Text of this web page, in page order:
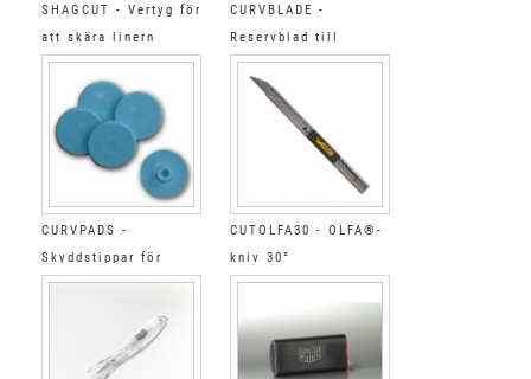
SHAGCUT - Vertyg för
att skära linern
CURVBLADE -
Reservblad till
CURVCUTTER
CURVPADS -
Skyddstippar för
CURVCUTTER
CUTOLFA30 - OLFA®-
kniv 30°